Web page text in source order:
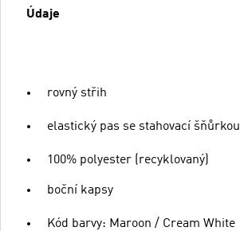
Údaje
rovný střih
elastický pas se stahovací šňůrkou
100% polyester (recyklovaný)
boční kapsy
Kód barvy: Maroon / Cream White